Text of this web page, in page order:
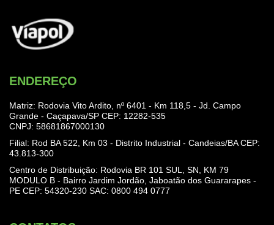
ENDEREÇO
Matriz: Rodovia Vito Ardito, nº 6401 - Km 118,5 - Jd. Campo
Grande - Caçapava/SP CEP: 12282-535
CNPJ: 58681867000130
Filial: Rod BA 522, Km 03 - Distrito Industrial - Candeias/BA CEP:
43.813-300
Centro de Distribuição: Rodovia BR 101 SUL, SN, KM 79
MODULO B - Bairro Jardim Jordão, Jaboatão dos Guararapes -
PE CEP: 54320-230 SAC: 0800 494 0777